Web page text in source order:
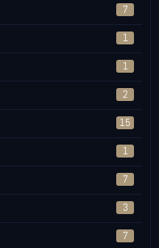
7
1
1
2
15
1
7
3
7